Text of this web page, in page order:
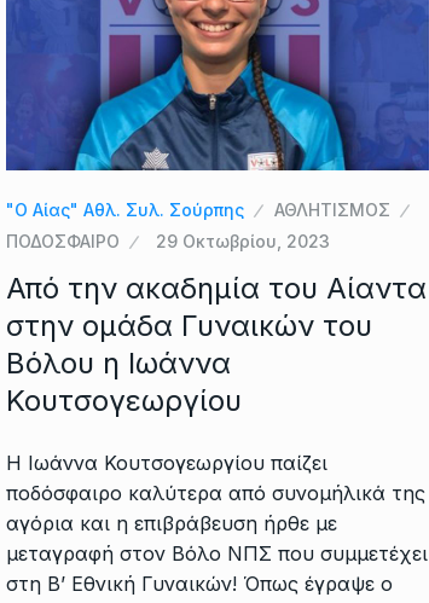
"Ο Αίας" Αθλ. Συλ. Σούρπης
ΑΘΛΗΤΙΣΜΟΣ
ΠΟΔΟΣΦΑΙΡΟ
29 Οκτωβρίου, 2023
Από την ακαδημία του Αίαντα
στην ομάδα Γυναικών του
Βόλου η Ιωάννα
Κουτσογεωργίου
H Ιωάννα Κουτσογεωργίου παίζει
ποδόσφαιρο καλύτερα από συνομήλικά της
αγόρια και η επιβράβευση ήρθε με
μεταγραφή στον Βόλο ΝΠΣ που συμμετέχει
στη Β’ Εθνική Γυναικών! Όπως έγραψε ο